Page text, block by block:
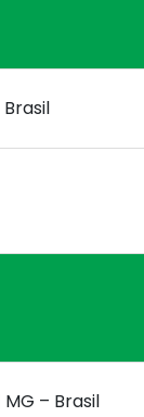
– Brasil